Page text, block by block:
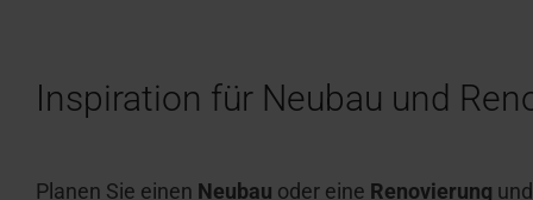
Inspiration für Neubau und
Planen Sie einen Neubau oder eine Renovierung